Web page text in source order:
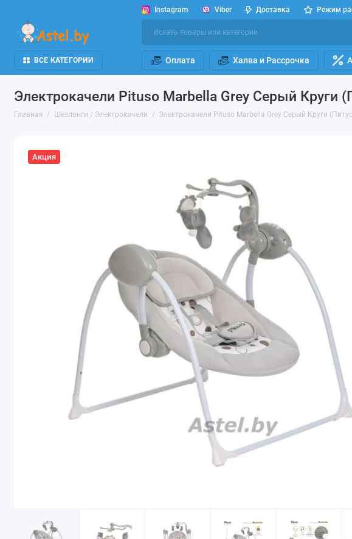
Instagram Viber Доставка Режим
ВСЕ КАТЕГОРИИ Оплата Халва и Рассрочка
Электрокачели Pituso Marbella Grey Серый Круги
Главная Шезлонги / Электрокачели Электрокачели Pituso Marbella Grey Серый Круги
Акция